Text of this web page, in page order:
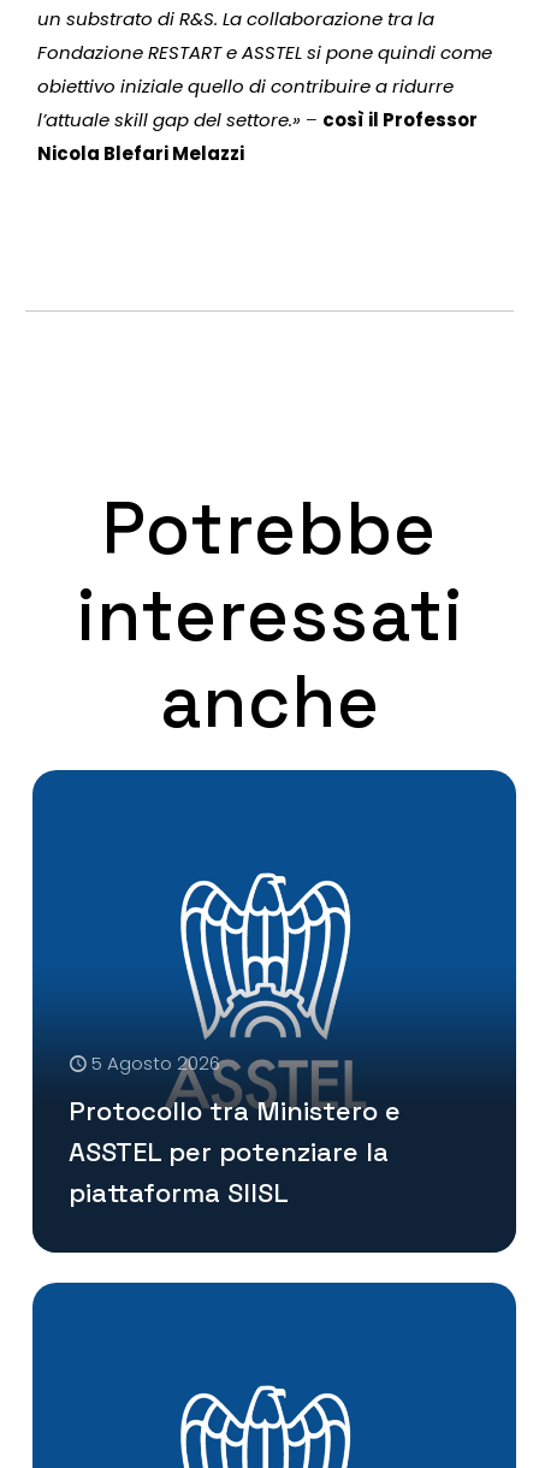
un substrato di R&S. La collaborazione tra la
Fondazione RESTART e ASSTEL si pone quindi come
obiettivo iniziale quello di contribuire a ridurre
l’attuale skill gap del settore.» – così il Professor
Nicola Blefari Melazzi
Potrebbe
interessati
anche
5 Agosto 2026
Protocollo tra Ministero e
ASSTEL per potenziare la
piattaforma SIISL